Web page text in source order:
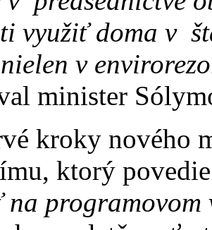
využiť doma v
v
minister
kroky nového
ktorý
programovom